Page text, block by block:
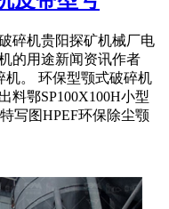
碎机贵阳探矿机械厂电
的用途新闻资讯作者
机。 环保型颚式破碎机
料鄂SP100X100H小型
写图HPEF环保除尘颚